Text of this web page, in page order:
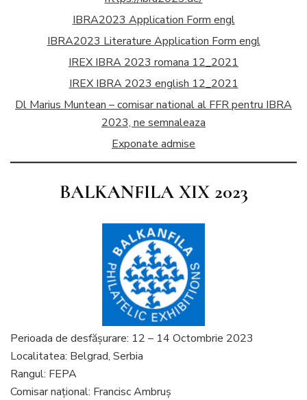
IBRA2023 Application Form engl
IBRA2023 Literature Application Form engl
IREX IBRA 2023 romana 12_2021
IREX IBRA 2023 english 12_2021
Dl Marius Muntean – comisar national al FFR pentru IBRA
2023, ne semnaleaza
Exponate admise
BALKANFILA XIX 2023
Perioada de desfăşurare: 12 – 14 Octombrie 2023
Localitatea: Belgrad, Serbia
Rangul: FEPA
Comisar naţional: Francisc Ambruș